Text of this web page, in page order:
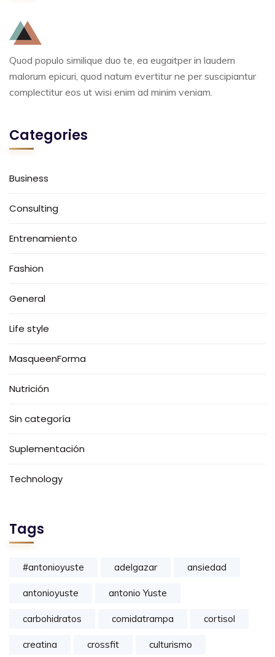
Quod populo similique duo te, ea eugaitper in laudem
malorum epicuri, quod natum evertitur ne per suscipiantur
complectitur eos ut wisi enim ad minim veniam.
Categories
Business
Consulting
Entrenamiento
Fashion
General
Life style
MasqueenForma
Nutrición
Sin categoría
Suplementación
Technology
Tags
#antonioyuste adelgazar ansiedad
antonioyuste antonio Yuste
carbohidratos comidatrampa cortisol
creatina crossfit culturismo